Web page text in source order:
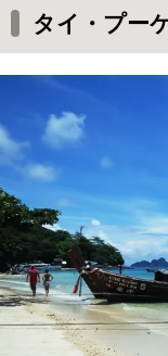
タイ・プー